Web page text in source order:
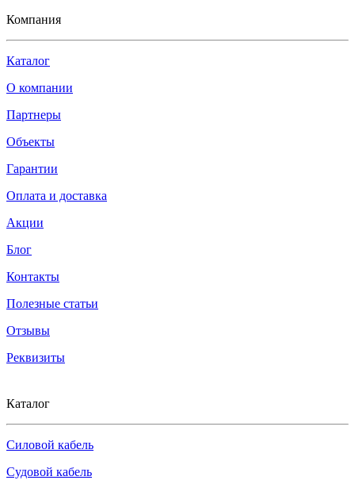
Компания
Каталог
О компании
Партнеры
Объекты
Гарантии
Оплата и доставка
Акции
Блог
Контакты
Полезные статьи
Отзывы
Реквизиты
Каталог
Силовой кабель
Судовой кабель